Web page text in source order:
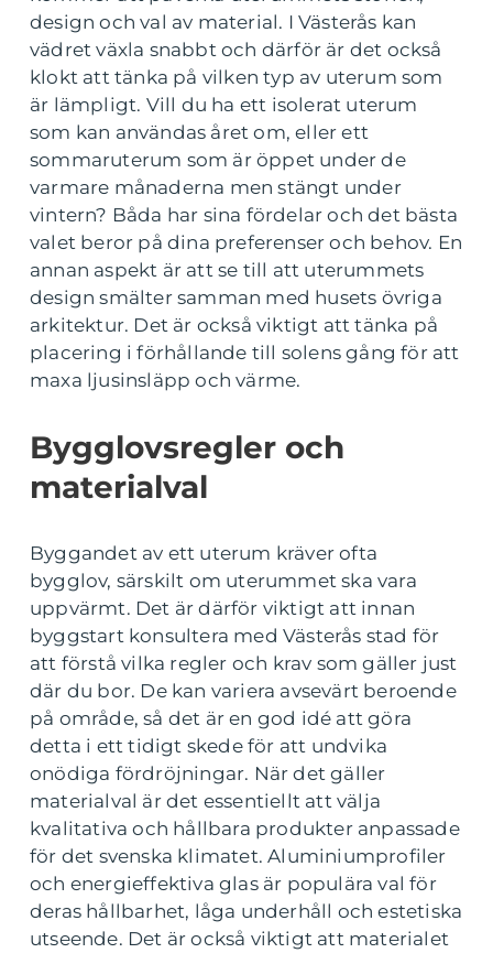
design och val av material. I Västerås kan
vädret växla snabbt och därför är det också
klokt att tänka på vilken typ av uterum som
är lämpligt. Vill du ha ett isolerat uterum
som kan användas året om, eller ett
sommaruterum som är öppet under de
varmare månaderna men stängt under
vintern? Båda har sina fördelar och det bästa
valet beror på dina preferenser och behov. En
annan aspekt är att se till att uterummets
design smälter samman med husets övriga
arkitektur. Det är också viktigt att tänka på
placering i förhållande till solens gång för att
maxa ljusinsläpp och värme.
Bygglovsregler och
materialval
Byggandet av ett uterum kräver ofta
bygglov, särskilt om uterummet ska vara
uppvärmt. Det är därför viktigt att innan
byggstart konsultera med Västerås stad för
att förstå vilka regler och krav som gäller just
där du bor. De kan variera avsevärt beroende
på område, så det är en god idé att göra
detta i ett tidigt skede för att undvika
onödiga fördröjningar. När det gäller
materialval är det essentiellt att välja
kvalitativa och hållbara produkter anpassade
för det svenska klimatet. Aluminiumprofiler
och energieffektiva glas är populära val för
deras hållbarhet, låga underhåll och estetiska
utseende. Det är också viktigt att materialet